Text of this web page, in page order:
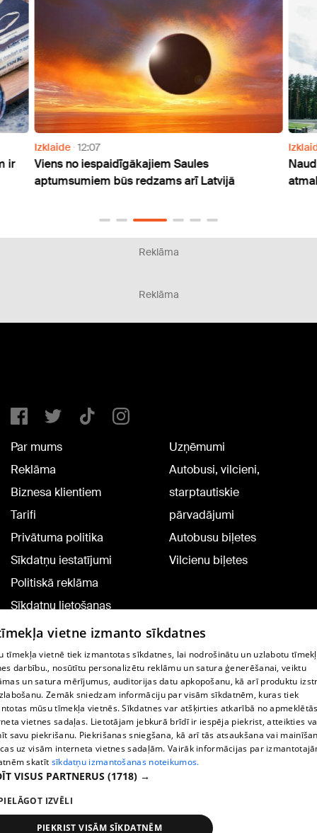
ir
Izklaide 12:07
Viens no iespaidīgākajiem Saules
aptumsumiem būs redzams arī Latvijā
Reklāma
Reklāma
Par mums
Reklāma
Biznesa klientiem
Tarifi
Privātuma politika
Sīkdatņu iestatījumi
Politiskā reklāma
Sīkdatņu lietošanas
noteikumi
Komentāru pievienošana
Uzņēmumi
Autobusi, vilcieni,
starptautiskie
pārvadājumi
Autobusu biļetes
Vilcienu biļetes
TV programma
Līguma noteikumi
360 Ziņu kontakti
Helio Media
Portāla palīdzības dienests: e-pasts -
All rights reserved.
vietne izmanto sīkdatnes
tīmekļa vietnē tiek izmantotas sīkdatnes, lai nodrošinātu un uzlabotu
darbību., nosūtītu personalizētu reklāmu un satura ģenerēšanai, veiktu
un satura mērījumus, auditorijas datu apkopošanu, kā arī produktu
Zemāk sniedzam informāciju par visām sīkdatnēm, kuras tiek
mūsu tīmekļa vietnēs. Sīkdatnes var atšķirties atkarībā no
vietnes sadaļas. Lietotājam jebkurā brīdī ir iespēja piekrist, atteikties
savu piekrišanu. Piekrišanas sniegšana, kā arī tās atsaukšana vai
uz visām interneta vietnes sadaļām. Vairāk informācijas par
skatīt sīkdatņu izmantošanas noteikumos.
VISUS PARTNERUS (1718) →
IZVĒLI
PIEKRIST VISĀM SĪKDATNĒM